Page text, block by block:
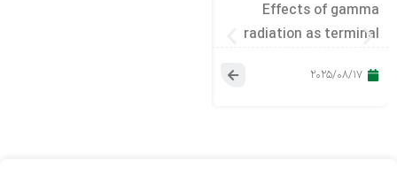
Effects of gamma
radiation as terminal
properties bone and
2025/08/17